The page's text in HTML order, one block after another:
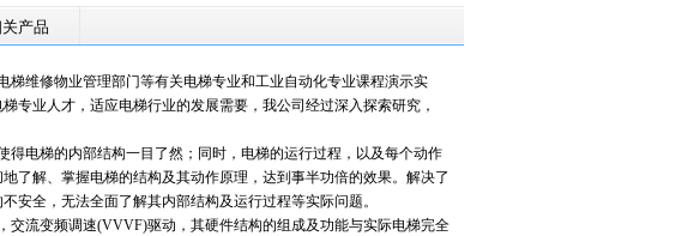
产品
维修物业管理部门等有关电梯专业和工业自动化专业课程演示实
专业人才，适应电梯行业的发展需要，我公司经过深入探索研究，
电梯的内部结构一目了然；同时，电梯的运行过程，以及每个动作
了解、掌握电梯的结构及其动作原理，达到事半功倍的效果。解决了
安全，无法全面了解其内部结构及运行过程等实际问题。
交流变频调速(VVVF)驱动，其硬件结构的组成及功能与实际电梯完全